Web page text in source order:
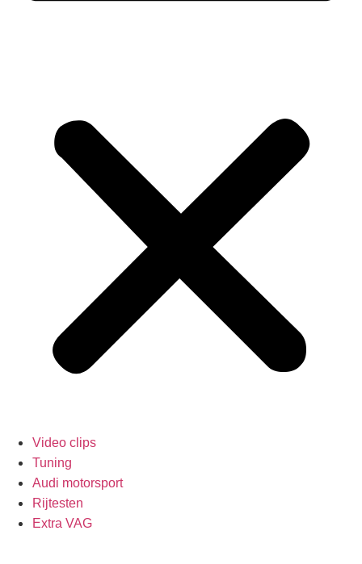
Video clips
Tuning
Audi motorsport
Rijtesten
Extra VAG